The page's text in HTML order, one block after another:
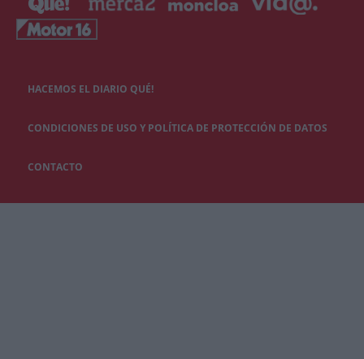
HACEMOS EL DIARIO QUÉ!
CONDICIONES DE USO Y POLÍTICA DE PROTECCIÓN DE DATOS
CONTACTO